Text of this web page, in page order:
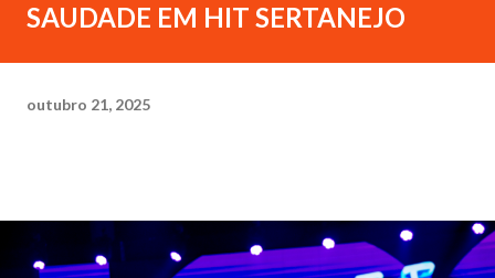
SAUDADE EM HIT SERTANEJO
outubro 21, 2025